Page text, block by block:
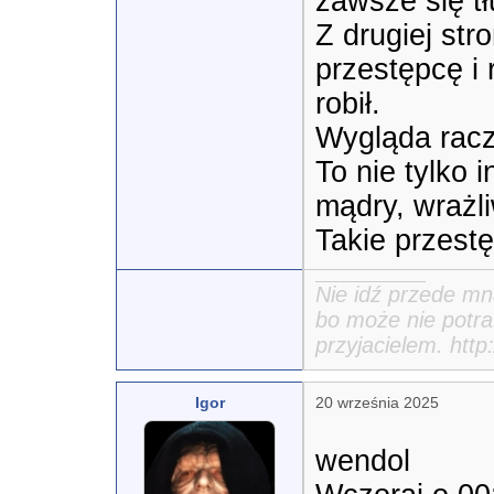
Z drugiej
przestępcę i
robił.
Wygląda
To nie tylko
mądry,
Takie
Nie idź przede
bo może nie
przyjacielem.
Igor 20 września 2025
wendol